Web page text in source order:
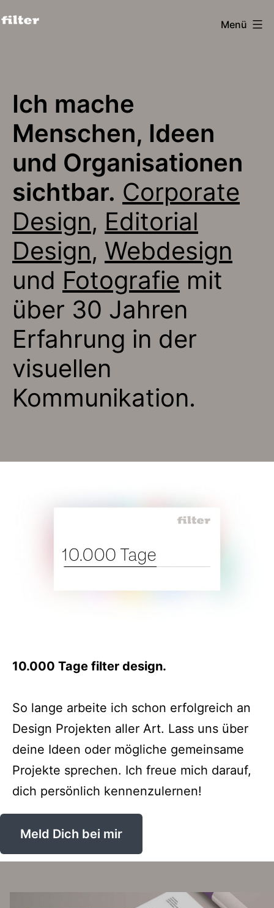
köln
Menü
Ich mache
Menschen, Ideen
und Organisationen
sichtbar. Corporate
Design, Editorial
Design, Webdesign
und Fotografie mit
über 30 Jahren
Erfahrung in der
visuellen
Kommunikation.
10.000 Tage filter design.
So lange arbeite ich schon erfolgreich an
Design Projekten aller Art. Lass uns über
deine Ideen oder mögliche gemeinsame
Projekte sprechen. Ich freue mich darauf,
dich persönlich kennenzulernen!
Meld Dich bei mir